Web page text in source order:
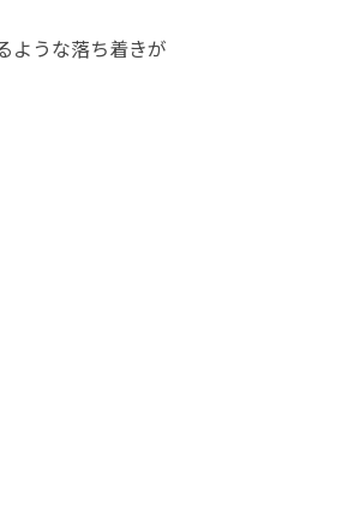
ような落ち着きが